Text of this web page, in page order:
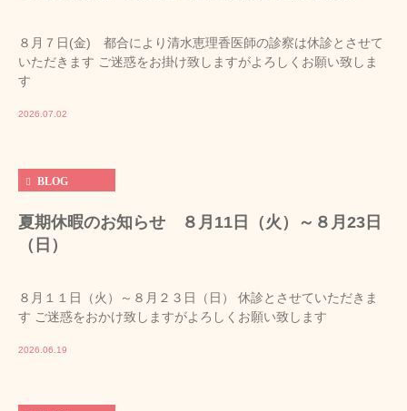
８月７日(金) 都合により清水恵理香医師の診察は休診とさせて
いただきます ご迷惑をお掛け致しますがよろしくお願い致しま
す
2026.07.02
BLOG
夏期休暇のお知らせ ８月11日（火）～８月23日
（日）
８月１１日（火）～８月２３日（日） 休診とさせていただきま
す ご迷惑をおかけ致しますがよろしくお願い致します
2026.06.19